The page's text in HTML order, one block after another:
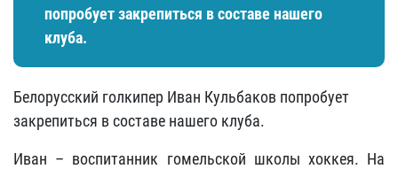
попробует закрепиться в составе нашего
клуба.
Белорусский голкипер Иван Кульбаков попробует
закрепиться в составе нашего клуба.
Иван – воспитанник гомельской школы хоккея. На